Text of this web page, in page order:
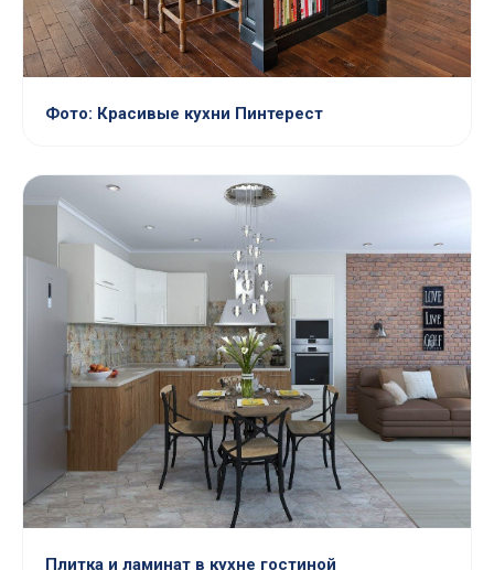
Фото: Красивые кухни Пинтерест
Плитка и ламинат в кухне гостиной